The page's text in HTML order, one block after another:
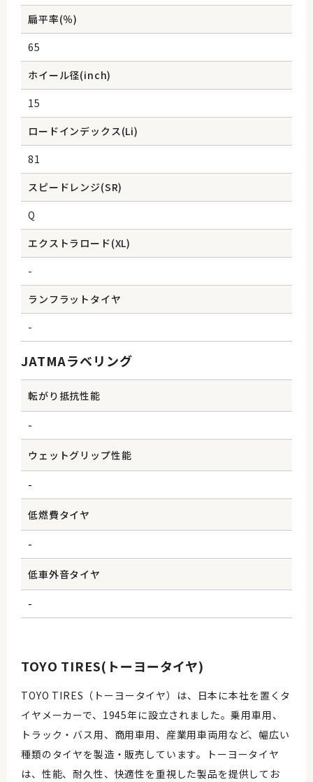
扁平率(％)
65
ホイール径(inch)
15
ロードインデックス(Li)
81
スピードレンジ(SR)
Q
エクストラロード(XL)
-
ランフラットタイヤ
-
JATMAラベリング
転がり抵抗性能
-
ウェットグリップ性能
-
低燃費タイヤ
-
低車外音タイヤ
-
TOYO TIRES(トーヨータイヤ)
TOYO TIRES（トーヨータイヤ）は、日本に本社を置くタ
イヤメーカーで、1945年に設立されました。乗用車用、
トラック・バス用、商用車用、産業用車両用など、幅広い
種類のタイヤを製造・販売しています。トーヨータイヤ
は、性能、耐久性、快適性を重視した製品を提供してお